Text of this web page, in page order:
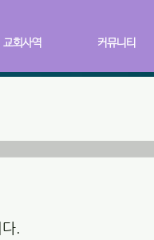
교회사역 커뮤니티
.